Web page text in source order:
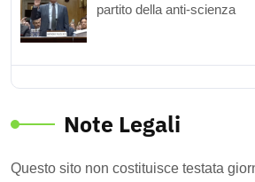
partito della anti-scienza
Note Legali
Questo sito non costituisce testata